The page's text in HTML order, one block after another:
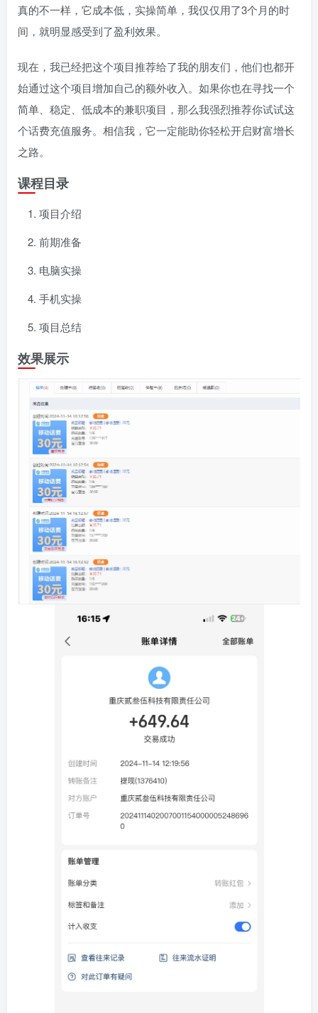
真的不一样，它成本低，实操简单，我仅仅用了3个月的时
间，就明显感受到了盈利效果。
现在，我已经把这个项目推荐给了我的朋友们，他们也都开
始通过这个项目增加自己的额外收入。如果你也在寻找一个
简单、稳定、低成本的兼职项目，那么我强烈推荐你试试这
个话费充值服务。相信我，它一定能助你轻松开启财富增长
之路。
课程目录
项目介绍
前期准备
电脑实操
手机实操
项目总结
效果展示